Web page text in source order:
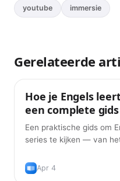
youtube immersie
Gerelateerde
Leermethoden
Hoe je Engels
een complete gids
Een praktische gids om
series te kijken — van
ondertiteling en spaced
Apr 4